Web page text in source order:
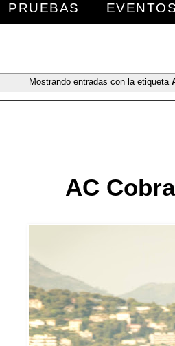
PRUEBAS EVENTOS
Mostrando entradas con la etiqueta
AC